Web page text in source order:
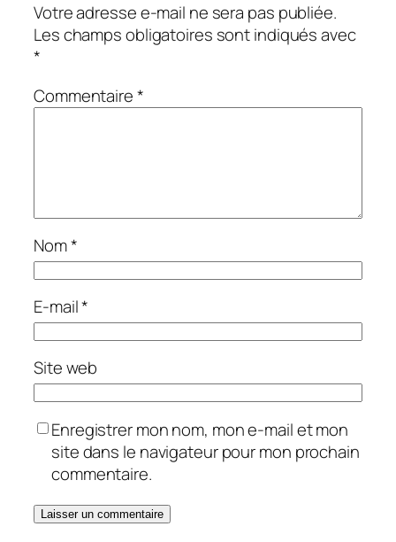
Votre adresse e-mail ne sera pas publiée.
Les champs obligatoires sont indiqués avec
*
Commentaire*
Nom*
E-mail*
Site web
Enregistrer mon nom, mon e-mail et mon
site dans le navigateur pour mon prochain
commentaire.